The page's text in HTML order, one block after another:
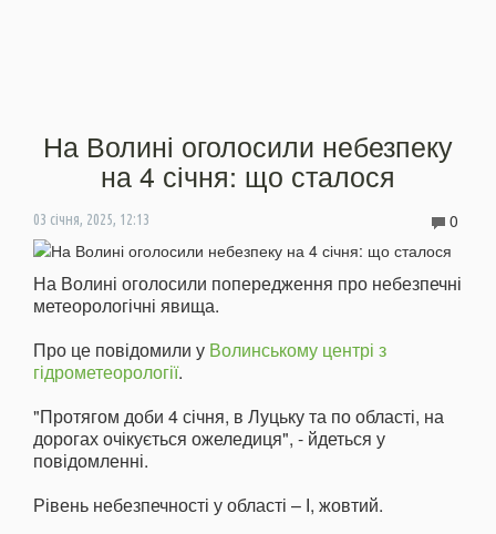
На Волині оголосили небезпеку
на 4 січня: що сталося
03 січня, 2025, 12:13 0
На Волині оголосили попередження про небезпечні
метеорологічні явища.
Про це повідомили у Волинському центрі з
гідрометеорології.
"Протягом доби 4 січня, в Луцьку та по області, на
дорогах очікується ожеледиця", - йдеться у
повідомленні.
Рівень небезпечності у області – І, жовтий.